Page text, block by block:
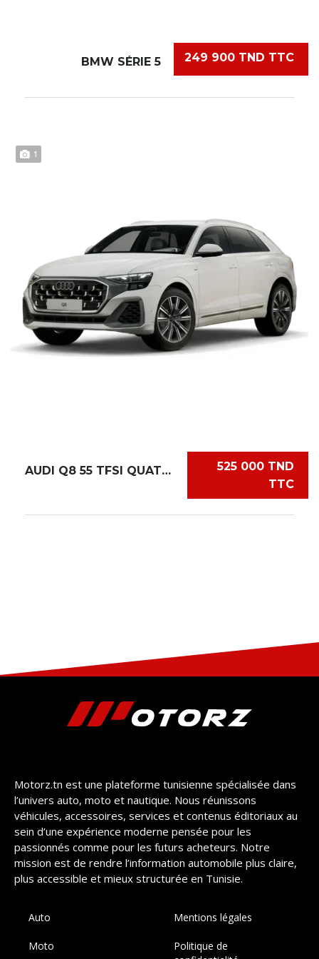
249 900 TND TTC
BMW SÉRIE 5
1
525 000 TND
TTC
AUDI Q8 55 TFSI QUATTRO
Motorz.tn est une plateforme tunisienne spécialisée dans
l’univers auto, moto et nautique. Nous réunissons
véhicules, accessoires, services et contenus éditoriaux au
sein d’une expérience moderne pensée pour les
passionnés comme pour les futurs acheteurs. Notre
mission est de rendre l’information automobile plus claire,
plus accessible et mieux structurée en Tunisie.
Auto
Moto
Mentions légales
Politique de